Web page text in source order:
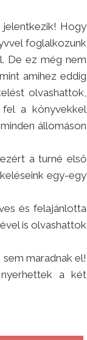
Hogy
foglalkozunk
De ez még nem
amihez eddig
olvashattok,
fel a könyvekkel
állomáson
a turné első
egy-egy
és felajánlotta
is olvashattok
maradnak el!
a két